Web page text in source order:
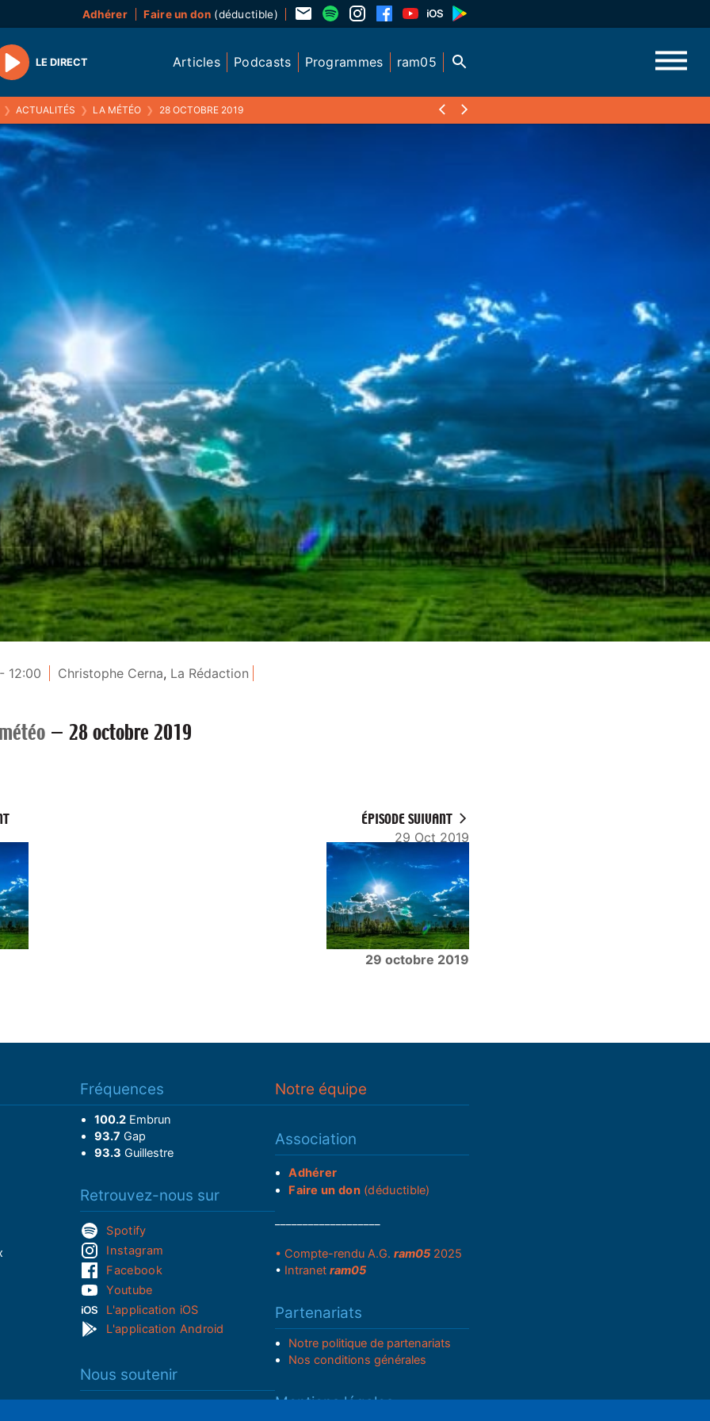
Adhérer Faire un don(déductible)
Play
LE DIRECT Articles Podcasts Programmes ram05
❯ ACTUALITÉS ❯ LA MÉTÉO ❯ 28 OCTOBRE 2019
12:00 Christophe Cerna, La Rédaction
— 28 octobre 2019
ÉPISODE SUIVANT
29 Oct 2019
29 octobre 2019
Fréquences
100.2Embrun
93.7 Gap
93.3 Guillestre
Retrouvez-nous sur
Spotify
Instagram
Facebook
Youtube
L'application iOS
L'application Android
Nous soutenir
Notre équipe
Association
Adhérer
Faire un don(déductible)
• Compte-rendu A.G. ram052025
• Intranet ram05
Partenariats
Notre politique de partenariats
Nos conditions générales
Mentions légales